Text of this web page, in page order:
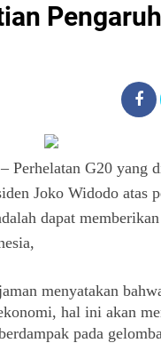
– Perhelatan G20 yang
Joko Widodo atas
dapat
menyatakan
hal ini akan
pada